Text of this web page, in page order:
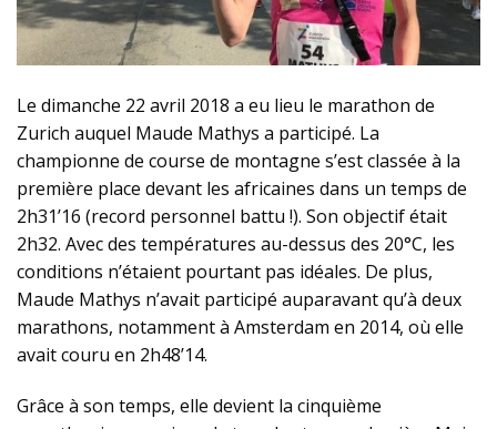
Le dimanche 22 avril 2018 a eu lieu le marathon de
Zurich auquel Maude Mathys a participé. La
championne de course de montagne s’est classée à la
première place devant les africaines dans un temps de
2h31’16 (record personnel battu !). Son objectif était
2h32. Avec des températures au-dessus des 20°C, les
conditions n’étaient pourtant pas idéales. De plus,
Maude Mathys n’avait participé auparavant qu’à deux
marathons, notamment à Amsterdam en 2014, où elle
avait couru en 2h48’14.
Grâce à son temps, elle devient la cinquième